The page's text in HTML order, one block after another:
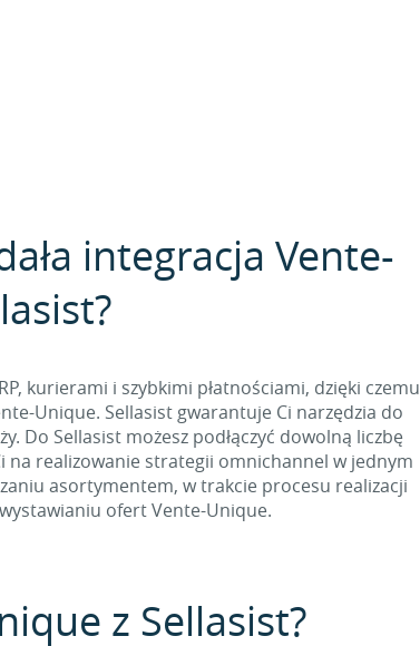
integracja Vente-
kurierami i szybkimi płatnościami, dzięki czemu
Unique. Sellasist gwarantuje Ci narzędzia do
Do Sellasist możesz podłączyć dowolną liczbę
realizowanie strategii omnichannel w jednym
asortymentem, w trakcie procesu realizacji
ofert Vente-Unique.
z Sellasist?